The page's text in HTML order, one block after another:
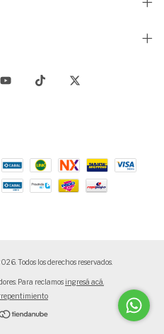
Todos los derechos reservados.
Para reclamos ingresá acá.